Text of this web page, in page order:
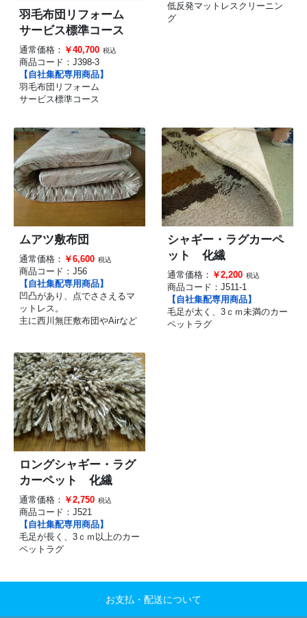
羽毛布団リフォーム
サービス標準コース
通常価格： ￥40,700 税込
商品コード： J398-3
【自社集配専用商品】
羽毛布団リフォーム
サービス標準コース
低反発マットレスクリーニン
グ
ムアツ敷布団
通常価格： ￥6,600 税込
商品コード： J56
【自社集配専用商品】
凹凸があり、点でささえるマ
ットレス。
主に西川無圧敷布団やAirなど
シャギー・ラグカーペ
ット 化繊
通常価格： ￥2,200 税込
商品コード： J511-1
【自社集配専用商品】
毛足が太く、3ｃｍ未満のカー
ペットラグ
ロングシャギー・ラグ
カーペット 化繊
通常価格： ￥2,750 税込
商品コード： J521
【自社集配専用商品】
毛足が長く、3ｃｍ以上のカー
ペットラグ
お支払・配送について